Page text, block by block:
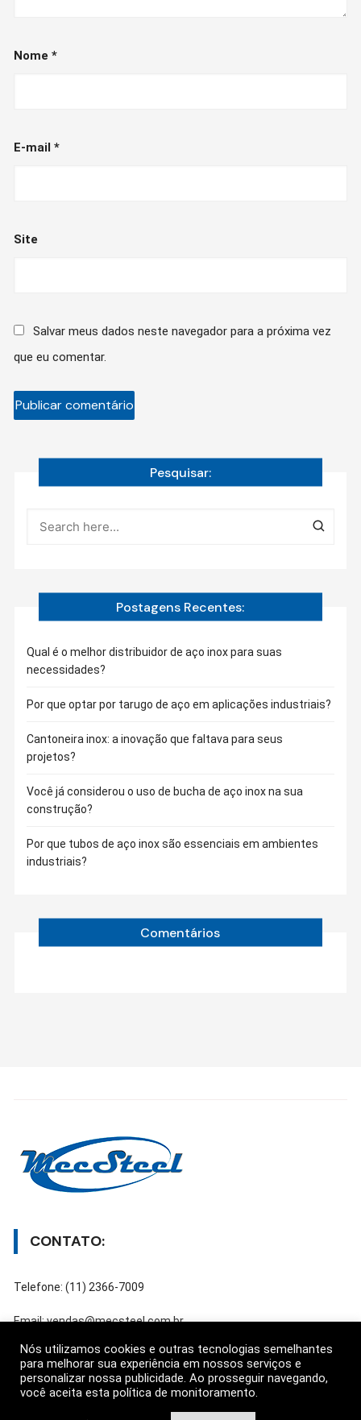
Nome*
E-mail*
Site
Salvar meus dados neste navegador para a próxima vez
que eu comentar.
Pesquisar:
Postagens Recentes:
Qual é o melhor distribuidor de aço inox para suas
necessidades?
Por que optar por tarugo de aço em aplicações industriais?
Cantoneira inox: a inovação que faltava para seus
projetos?
Você já considerou o uso de bucha de aço inox na sua
construção?
Por que tubos de aço inox são essenciais em ambientes
industriais?
Comentários
CONTATO:
Telefone: (11) 2366-7009
Email: vendas@mecsteel.com.br
ATENDIMENTO:
Nós utilizamos cookies e outras tecnologias semelhantes
para melhorar sua experiência em nossos serviços e
personalizar nossa publicidade. Ao prosseguir navegando,
você aceita esta política de monitoramento.